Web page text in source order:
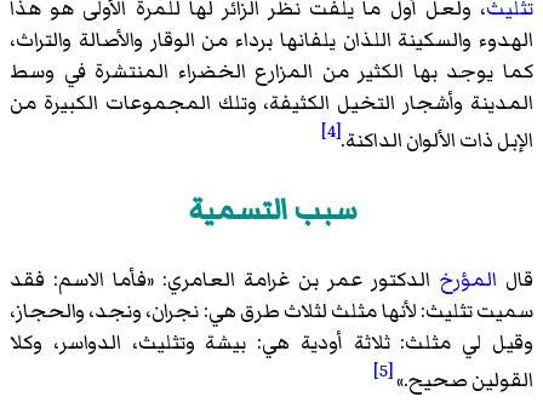
تثليث، ولعل أول ما يلفت نظر الزائر لها للمرة الأولى هو هذا
الهدوء والسكينة اللذان يلفانها برداء من الوقار والأصالة والتراث،
كما يوجد بها الكثير من المزارع الخضراء المنتشرة في وسط
المدينة وأشجار التخيل الكثيفة، وتلك المجموعات الكبيرة من
الإبل ذات الألوان الداكنة.[4]
سبب التسمية
قال المؤرخ الدكتور عمر بن غرامة العامري: «فأما الاسم: فقد
سميت تثليث: لأنها مثلث لثلاث طرق هي: نجران، ونجد، والحجاز،
وقيل لي مثلث: ثلاثة أودية هي: بيشة وتثليث، الدواسر، وكلا
القولين صحيح.»
[5]